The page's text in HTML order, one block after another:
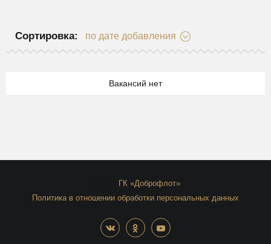
Сортировка: по дате добавления
Вакансий нет
ГК «Доброфлот»
Политика в отношении обработки персональных данных